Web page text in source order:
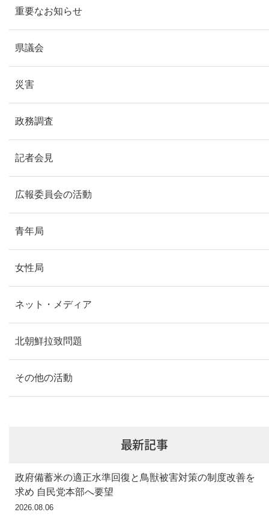
重要なお知らせ
県議会
災害
政務調査
記者会見
広報委員会の活動
青年局
女性局
ネット・メディア
北朝鮮拉致問題
その他の活動
最新記事
政府備蓄米の適正水準回復と鳥獣被害対策の制度改善を
求め 自民党本部へ要望
2026.08.06